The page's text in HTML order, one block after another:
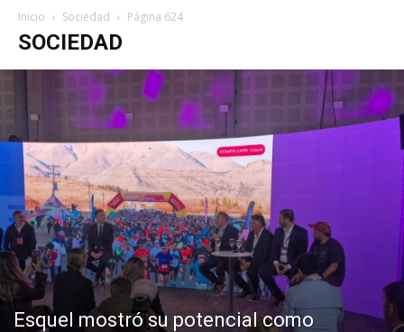
Portada
Inicio Sociedad Página 624
SOCIEDAD
Esquel mostró su potencial como